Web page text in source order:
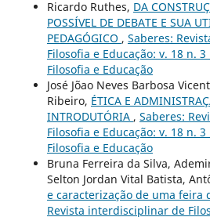
Ricardo Ruthes, DA
POSSÍVEL DE DEBATE E SUA
PEDAGÓGICO , Saberes:
Filosofia e Educação: v. 18 n.
Filosofia e Educação
José Jõao Neves Barbosa
Ribeiro, ÉTICA E
INTRODUTÓRIA , Saberes:
Filosofia e Educação: v. 18 n.
Filosofia e Educação
Bruna Ferreira da Silva,
Selton Jordan Vital Batista,
e caracterização de uma feira
Revista interdisciplinar de